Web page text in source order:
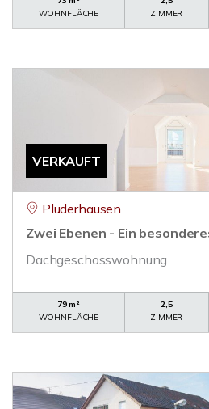
WOHNFLÄCHE
ZIMMER
VERKAUFT
Plüderhausen
Zwei Ebenen - Ein
Dachgeschosswohnung
79 m²
WOHNFLÄCHE
2,5
ZIMMER